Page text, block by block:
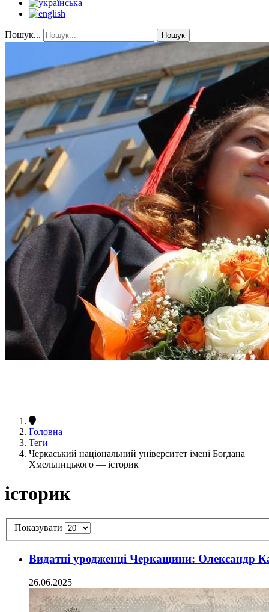
Пошук... Пошук
Головна
Теги
Черкаський національний університет імені Богдана
Хмельницького — історик
історик
Показувати
Видатні уродженці Черкащини: Олександр
26.06.2025